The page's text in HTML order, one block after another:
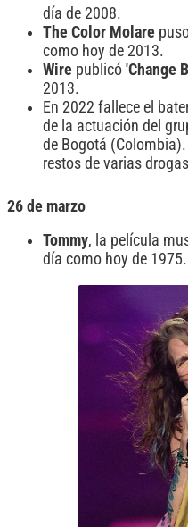
día de 2008.
The Color Molare
como hoy de 2013.
Wire publicó 'Change
2013.
En 2022 fallece el
de la actuación del
de Bogotá
restos de varias
26 de marzo
Tommy, la película
día como hoy de 1975.